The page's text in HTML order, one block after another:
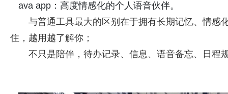
ava app：高度情感化的个人语音伙伴。
与普通工具最大的区别在于拥有长期记忆、情
住，越用越了解你；
不只是陪伴，待办记录、信息、语音备忘、日程